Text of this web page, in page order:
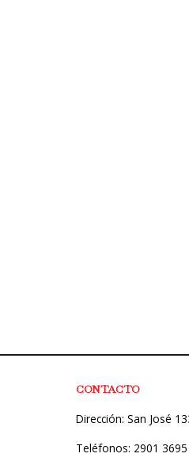
CONTACTO
Dirección: San José
Teléfonos: 2901 3695